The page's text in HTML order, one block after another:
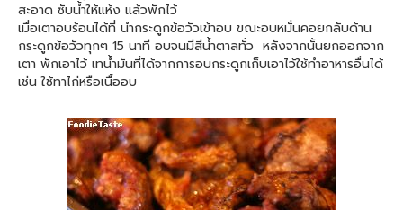
สะอาด ซับน้ำให้แห้ง แล้วพักไว้
เมื่อเตาอบร้อนได้ที่ นำกระดูกข้อวัวเข้าอบ ขณะอบหมั่นคอยกลับด้าน
กระดูกข้อวัวทุกๆ 15 นาที อบจนมีสีน้ำตาลทั่ว หลังจากนั้นยกออกจาก
เตา พักเอาไว้ เทน้ำมันที่ได้จากการอบกระดูกเก็บเอาไว้ใช้ทำอาหารอื่นได้
เช่น ใช้ทาไก่หรือเนื้ออบ